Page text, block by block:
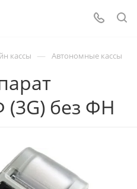
кассы — Автономные кассы
без ФН